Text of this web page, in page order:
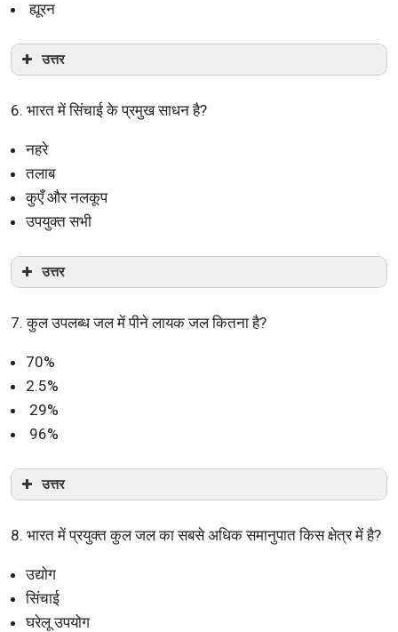
ह्यूरन
उत्तर
6. भारत में सिंचाई के प्रमुख साधन है?
नहरे
तलाब
कुएँ और नलकूप
उपयुक्त सभी
उत्तर
7. कुल उपलब्ध जल में पीने लायक जल कितना है?
70%
2.5%
29%
96%
उत्तर
8. भारत में प्रयुक्त कुल जल का सबसे अधिक समानुपात किस क्षेत्र में है?
उद्योग
सिंचाई
घरेलू उपयोग